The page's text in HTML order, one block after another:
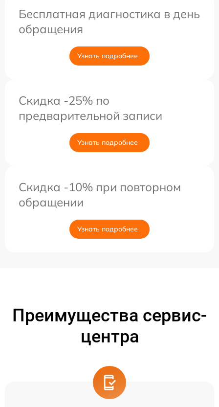
Бесплатная диагностика в день
обращения
Узнать подробнее
Скидка -25% по
предварительной записи
Узнать подробнее
Скидка -10% при повторном
обращении
Узнать подробнее
Преимущества сервис-
центра